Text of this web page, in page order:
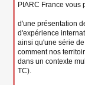
PIARC France vous
d'une présentation
d'expérience
ainsi qu'une série
comment nos
dans un contexte
TC).